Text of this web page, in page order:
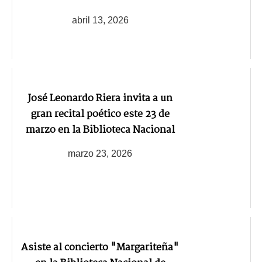
abril 13, 2026
José Leonardo Riera invita a un
gran recital poético este 23 de
marzo en la Biblioteca Nacional
marzo 23, 2026
Asiste al concierto "Margariteña"